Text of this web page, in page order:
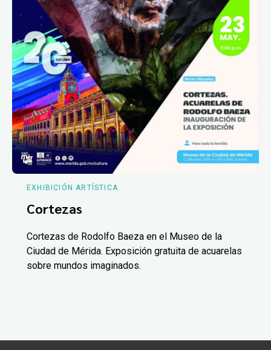
EXHIBICIÓN ARTÍSTICA
Cortezas
Cortezas de Rodolfo Baeza en el Museo de la
Ciudad de Mérida. Exposición gratuita de acuarelas
sobre mundos imaginados.